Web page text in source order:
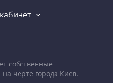
собственные
черте города Киев.